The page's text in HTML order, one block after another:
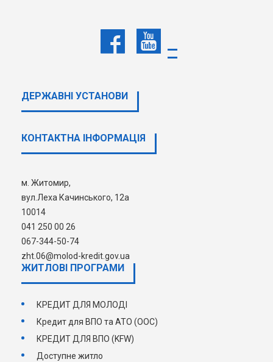
За невиконання або неналежне виконання
вимог пунктів 4.3.2., 4.3.8., 4.3.10-4.3.12.,
4.3.15, .4.3.17-4.3.20. кредитного Договору,
Кредитор, має право вимагати від
Кредитора у розмірі 100 (ста)
неоподатковуваних мінімумів доходів
громадян за кожний випадок порушення.
позичальником на підставі кредитного
ДЕРЖАВНI УСТАНОВИ
КОНТАКТНА ІНФОРМАЦІЯ
м. Житомир,
вул.Леха Качинського, 12а
10014
041 250 00 26
067-344-50-74
zht.06@molod-kredit.gov.ua
ЖИТЛОВІ ПРОГРАМИ
КРЕДИТ ДЛЯ МОЛОДІ
Кредит для ВПО та АТО (ООС)
КРЕДИТ ДЛЯ ВПО (KFW)
Доступне житло